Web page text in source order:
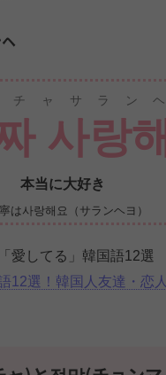
사랑해
チャサランヘ
本当に大好き
は사랑해요（サランヘヨ）
愛してる」韓国語12選
12選！韓国人友達・恋